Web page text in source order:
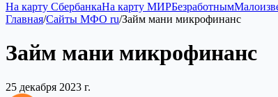
На карту СбербанкаНа карту МИРБезработным
Главная/Сайты МФО ru/Займ мани микрофинанс
Займ мани микрофинанс
25 декабря 2023 г.